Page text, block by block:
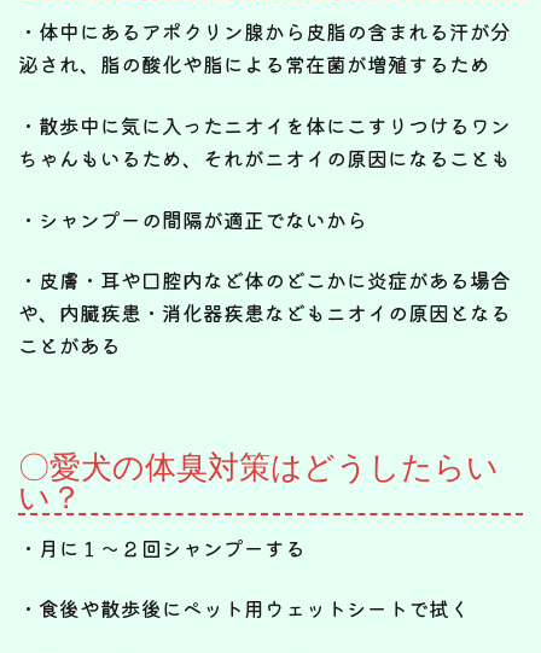
・体中にあるアポクリン腺から皮脂の含まれる汗が分
泌され、脂の酸化や脂による常在菌が増殖するため
・散歩中に気に入ったニオイを体にこすりつけるワン
ちゃんもいるため、それがニオイの原因になることも
・シャンプーの間隔が適正でないから
・皮膚・耳や口腔内など体のどこかに炎症がある場合
や、内臓疾患・消化器疾患などもニオイの原因となる
ことがある
〇愛犬の体臭対策はどうしたらい
い？
・月に１～２回シャンプーする
・食後や散歩後にペット用ウェットシートで拭く